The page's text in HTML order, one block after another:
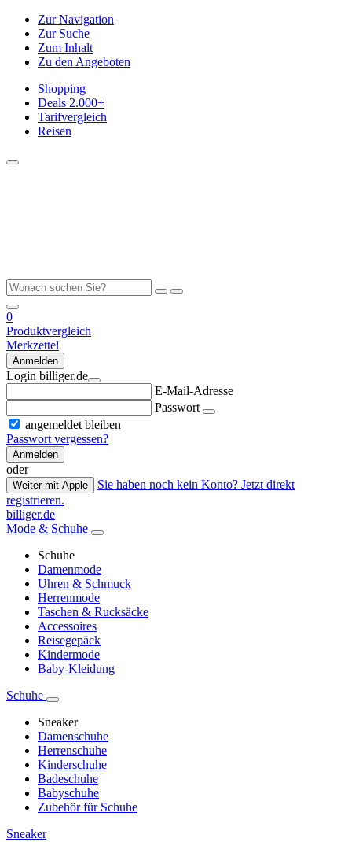
Zur Navigation
Zur Suche
Zum Inhalt
Zu den Angeboten
Shopping
Deals 2.000+
Tarifvergleich
Reisen
0
Produktvergleich
Merkzettel
Anmelden
Login billiger.de
E-Mail-Adresse
Passwort
angemeldet bleiben
Passwort vergessen?
Anmelden
oder
Weiter mit Apple
Sie haben noch kein Konto? Jetzt direkt
registrieren.
billiger.de
Mode & Schuhe
Schuhe
Damenmode
Uhren & Schmuck
Herrenmode
Taschen & Rucksäcke
Accessoires
Reisegepäck
Kindermode
Baby-Kleidung
Schuhe
Sneaker
Damenschuhe
Herrenschuhe
Kinderschuhe
Badeschuhe
Babyschuhe
Zubehör für Schuhe
Sneaker